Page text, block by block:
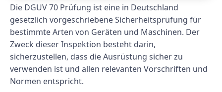
Die DGUV 70 Prüfung ist eine in Deutschland
gesetzlich vorgeschriebene Sicherheitsprüfung für
bestimmte Arten von Geräten und Maschinen. Der
Zweck dieser Inspektion besteht darin,
sicherzustellen, dass die Ausrüstung sicher zu
verwenden ist und allen relevanten Vorschriften und
Normen entspricht.